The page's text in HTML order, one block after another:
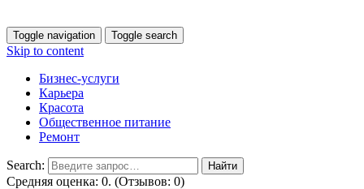
Toggle navigation Toggle search
Skip to content
Бизнес-услуги
Карьера
Красота
Общественное питание
Ремонт
Search:
Средняя оценка: 0. (Отзывов: 0)